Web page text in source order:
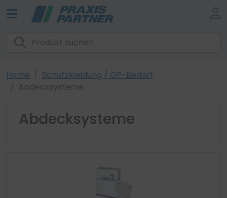
Home
Schutzkleidung / OP-Bedarf
Abdecksysteme
Abdecksysteme